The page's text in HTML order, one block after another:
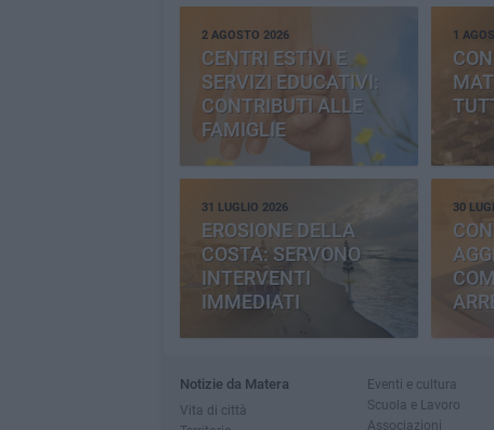
2 AGOSTO 2026
CENTRI ESTIVI E
SERVIZI EDUCATIVI:
CONTRIBUTI ALLE
FAMIGLIE
1
31 LUGLIO 2026
EROSIONE DELLA
COSTA: SERVONO
INTERVENTI
IMMEDIATI
30
Notizie da Matera
Vita di città
Eventi e cultura
Scuola e Lavoro
Associazioni